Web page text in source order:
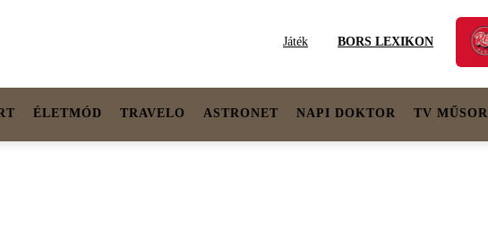
Játék BORS LEXIKON
ÉLETMÓD TRAVELO ASTRONET NAPI DOKTOR TV MŰSOR